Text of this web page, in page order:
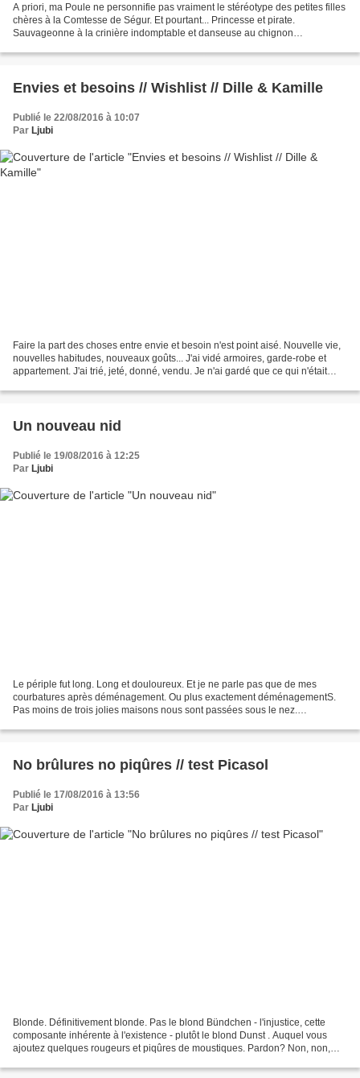
A priori, ma Poule ne personnifie pas vraiment le stéréotype des petites filles
chères à la Comtesse de Ségur. Et pourtant... Princesse et pirate.
Sauvageonne à la crinière indomptable et danseuse au chignon
Envies et besoins // Wishlist // Dille & Kamille
Publié le 22/08/2016 à 10:07
Par Ljubi
Faire la part des choses entre envie et besoin n'est point aisé. Nouvelle vie,
nouvelles habitudes, nouveaux goûts... J'ai vidé armoires, garde-robe et
appartement. J'ai trié, jeté, donné, vendu. Je n'ai gardé que ce qui n'était
Un nouveau nid
Publié le 19/08/2016 à 12:25
Par Ljubi
Le périple fut long. Long et douloureux. Et je ne parle pas que de mes
courbatures après déménagement. Ou plus exactement déménagementS.
Pas moins de trois jolies maisons nous sont passées sous le nez.
No brûlures no piqûres // test Picasol
Publié le 17/08/2016 à 13:56
Par Ljubi
Blonde. Définitivement blonde. Pas le blond Bündchen - l'injustice, cette
composante inhérente à l'existence - plutôt le blond Dunst . Auquel vous
ajoutez quelques rougeurs et piqûres de moustiques. Pardon? Non, non,